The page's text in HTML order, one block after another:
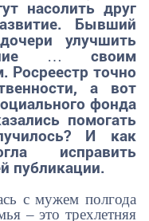
насолить друг
Бывший
улучшить
… своим
точно
а вот
фонда
помогать
И как
исправить
публикации.
с мужем полгода
– это трехлетняя